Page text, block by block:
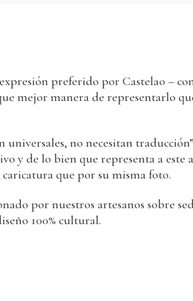
preferido por Castelao –
mejor manera de representarlo
universales, no necesitan
y de lo bien que representa a este
que por su misma foto.
por nuestros artesanos sobre
100% cultural.